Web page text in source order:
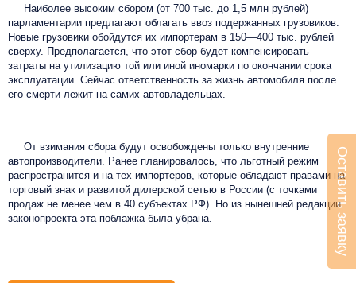
Наиболее высоким сбором (от 700 тыс. до 1,5 млн рублей)
парламентарии предлагают облагать ввоз подержанных грузовиков.
Новые грузовики обойдутся их импортерам в 150—400 тыс. рублей
сверху. Предполагается, что этот сбор будет компенсировать
затраты на утилизацию той или иной иномарки по окончании срока
эксплуатации. Сейчас ответственность за жизнь автомобиля после
его смерти лежит на самих автовладельцах.
От взимания сбора будут освобождены только внутренние
автопроизводители. Ранее планировалось, что льготный режим
распространится и на тех импортеров, которые обладают правами на
торговый знак и развитой дилерской сетью в России (с точками
продаж не менее чем в 40 субъектах РФ). Но из нынешней редакции
законопроекта эта поблажка была убрана.
Оставить заявку